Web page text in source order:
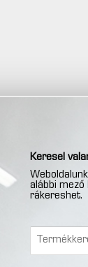
Keresel
alábbi mező
rákereshet.